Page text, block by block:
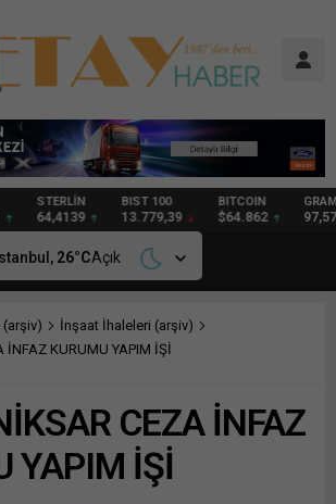
STERLİN
64,4139
BIST 100
13.779,39
BITCOIN
$64.862 97,57
26°CAçık
İnşaat İhaleleri (arşiv)
İNFAZ KURUMU YAPIM İŞİ
CEZA İNFAZ
YAPIM İŞİ